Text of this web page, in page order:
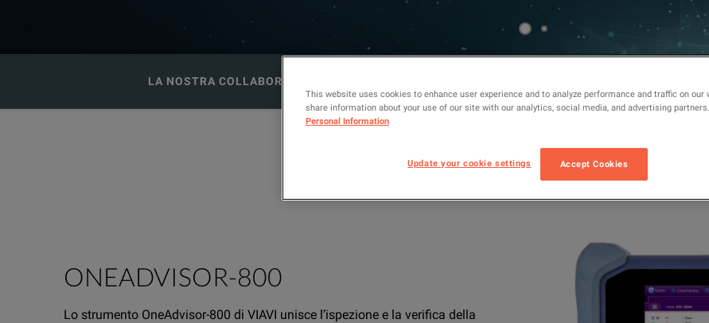
LA NOSTRA COLLABORAZIONE CON VIAVI
La più recente tecnologia VIAVI
ONEADVISOR-800
Lo strumento OneAdvisor-800 di VIAVI unisce l’ispezione e la verifica della
This website uses cookies to enhance user experience and to analyze performance and traffic on our
share information about your use of our site with our analytics, social media, and advertising partners.
Personal Information
Update your cookie settings Accept Cookies